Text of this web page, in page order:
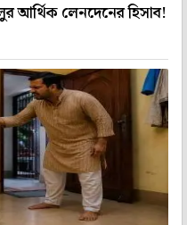
আর্থিক লেনদেনের হিসাব!